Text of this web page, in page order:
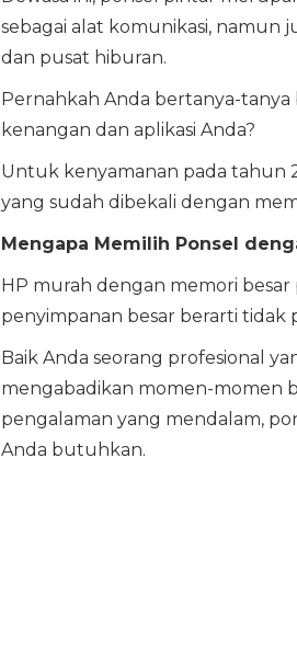
sebagai alat komunikasi, namun
dan pusat hiburan.
Pernahkah Anda bertanya-
kenangan dan aplikasi Anda?
Untuk kenyamanan pada tahun
yang sudah dibekali dengan
Mengapa Memilih Ponsel
HP murah dengan memori
penyimpanan besar berarti
Baik Anda seorang profesional
mengabadikan momen-momen
pengalaman yang mendalam,
Anda butuhkan.